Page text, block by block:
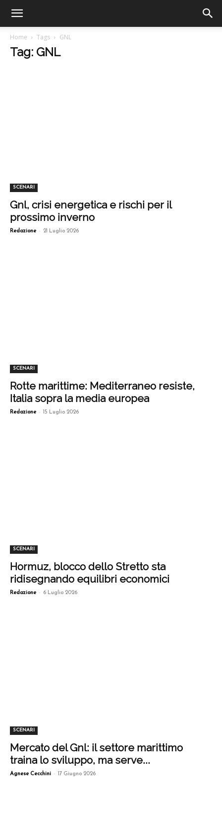
Home Tags GNL
Tag: GNL
SCENARI
Gnl, crisi energetica e rischi per il
prossimo inverno
Redazione - 21 Luglio 2026
SCENARI
Rotte marittime: Mediterraneo resiste,
Italia sopra la media europea
Redazione - 15 Luglio 2026
SCENARI
Hormuz, blocco dello Stretto sta
ridisegnando equilibri economici
Redazione - 6 Luglio 2026
SCENARI
Mercato del Gnl: il settore marittimo
traina lo sviluppo, ma serve...
Agnese Cecchini - 17 Giugno 2026